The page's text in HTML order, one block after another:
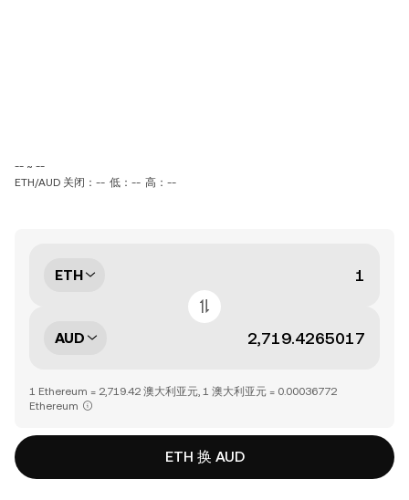
-- ~ --
ETH/AUD 关闭：-- 低：-- 高：--
ETH
AUD
1 Ethereum = 2,719.42 澳大利亚元, 1 澳大利亚元 = 0.00036772
Ethereum
ETH 换 AUD